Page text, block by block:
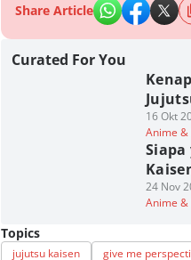
Share Article
Curated For You
16 Okt
Anime &
24 Nov
Anime &
Topics
jujutsu kaisen give me